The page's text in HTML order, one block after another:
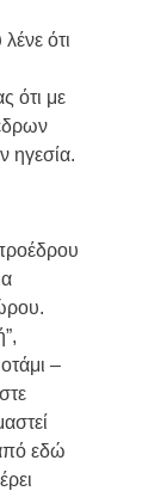
ότι
ότι με
ηγεσία.
–
εδώ